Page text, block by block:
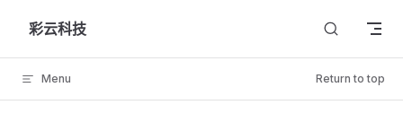
Skip to content
彩云科技
Menu Return to top